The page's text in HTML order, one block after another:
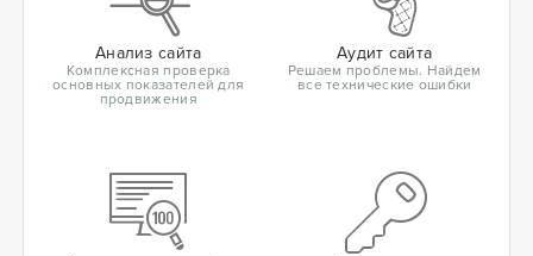
Анализ сайта
Комплексная проверка
основных показателей для
продвижения
Аудит сайта
Решаем проблемы. Найдем
все технические ошибки